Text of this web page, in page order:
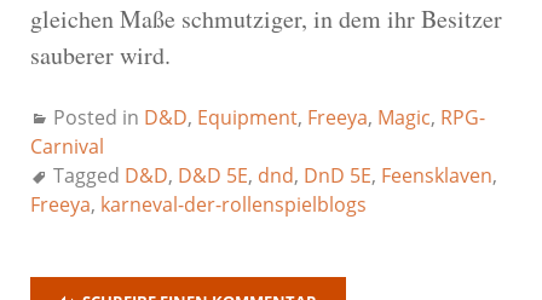
gleichen Maße schmutziger, in dem ihr Besitzer
sauberer wird.
Posted in D&D, Equipment, Freeya, Magic, RPG-
Carnival
Tagged D&D, D&D 5E, dnd, DnD 5E, Feensklaven,
Freeya, karneval-der-rollenspielblogs